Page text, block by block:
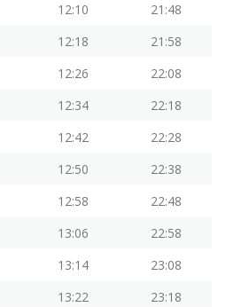
12:10
21:48
12:18
21:58
12:26
22:08
12:34
22:18
12:42
22:28
12:50
22:38
12:58
22:48
13:06
22:58
13:14
23:08
13:22
23:18